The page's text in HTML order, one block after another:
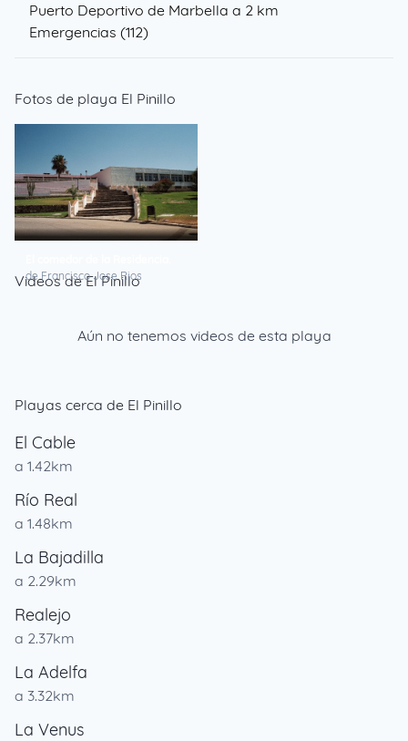
Puerto Deportivo de Marbella a 2 km
Emergencias (112)
Fotos de playa El Pinillo
de Francisco Jose Rios
Videos de El Pinillo
Aún no tenemos videos de esta playa
Playas cerca de El Pinillo
El Cable
a 1.42km
Río Real
a 1.48km
La Bajadilla
a 2.29km
Realejo
a 2.37km
La Adelfa
a 3.32km
La Venus